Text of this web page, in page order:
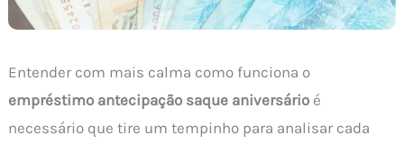
Entender com mais calma como funciona o
empréstimo antecipação saque aniversário é
necessário que tire um tempinho para analisar cada